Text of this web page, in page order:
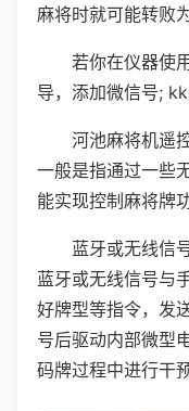
麻将时就可能转败为
若你在仪器使
导，添加微信号;
河池麻将机遥
一般是指通过一些
能实现控制麻将牌
蓝牙或无线信
蓝牙或无线信号与
好牌型等指令，发
号后驱动内部微型
码牌过程中进行干